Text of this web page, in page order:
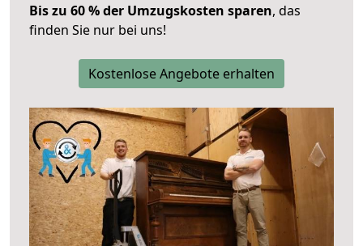
Bis zu 60 % der Umzugskosten sparen, das
finden Sie nur bei uns!
Kostenlose Angebote erhalten